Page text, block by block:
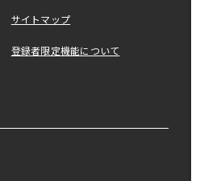
サイトマップ
登録者限定機能について